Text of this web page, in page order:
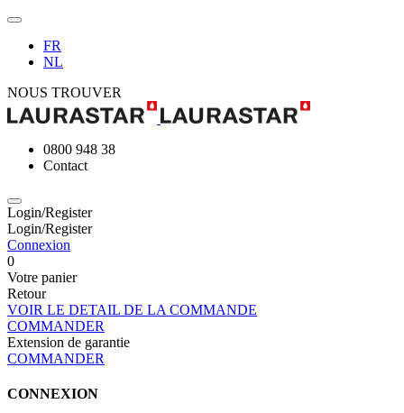
FR
NL
NOUS TROUVER
0800 948 38
Contact
Login/Register
Login/Register
Connexion
0
Votre panier
Retour
VOIR LE DETAIL DE LA COMMANDE
COMMANDER
Extension de garantie
COMMANDER
CONNEXION